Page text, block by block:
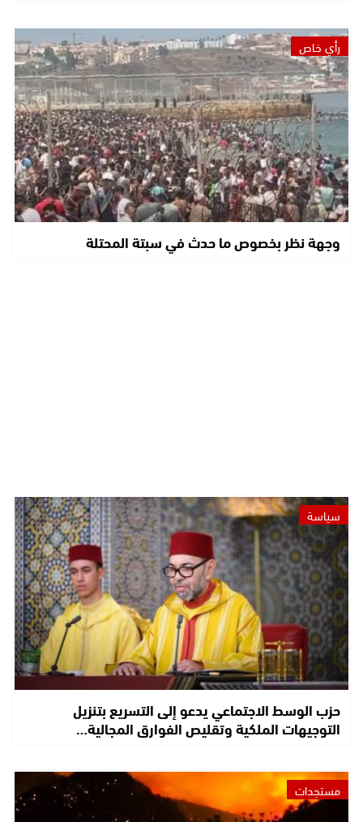
رأي خاص
وجهة نظر بخصوص ما حدث في سبتة المحتلة
سياسة
حزب الوسط الاجتماعي يدعو إلى التسريع بتنزيل
التوجيهات الملكية وتقليص الفوارق المجالية…
مستجدات